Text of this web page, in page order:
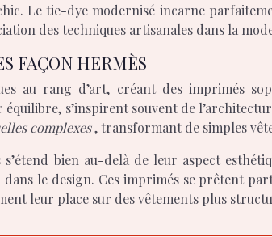
Le tie-dye modernisé incarne
des techniques artisanales dans la
FAÇON HERMÈS
au rang d’art, créant des imprimés
s’inspirent souvent de
complexes, transformant de simples
s’étend bien au-delà de leur aspect
le design. Ces imprimés se prêtent
leur place sur des vêtements plus